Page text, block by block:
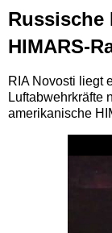
Russische
HIMARS-
RIA Novosti liegt
Luftabwehrkräfte
amerikanische